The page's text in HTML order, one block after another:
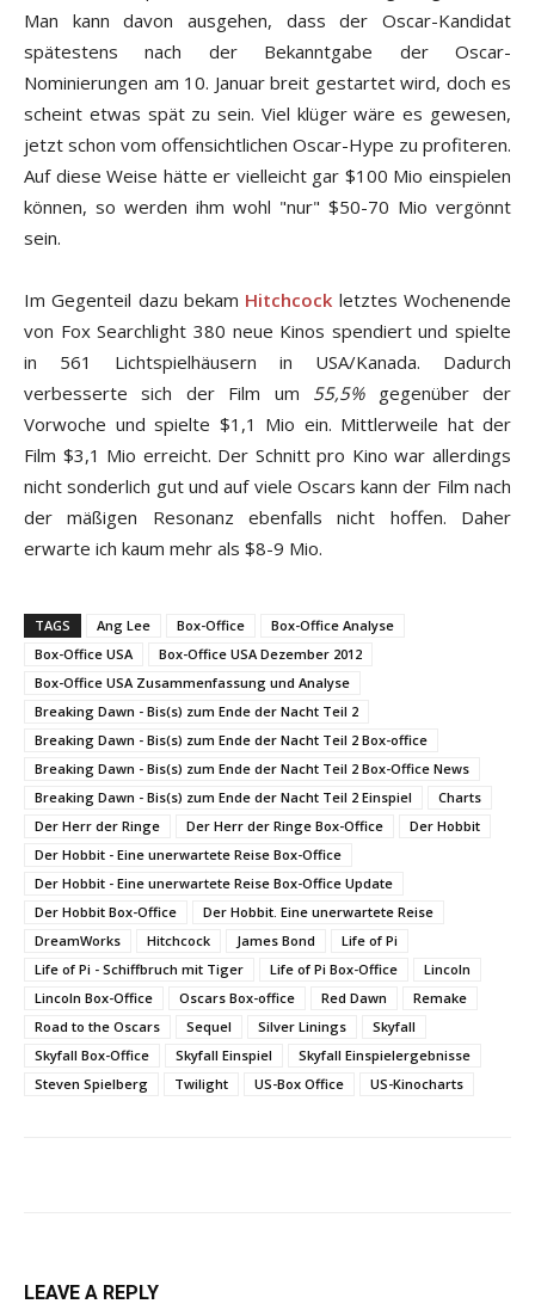
Man kann davon ausgehen, dass der Oscar-Kandidat
spätestens nach der Bekanntgabe der Oscar-
Nominierungen am 10. Januar breit gestartet wird, doch es
scheint etwas spät zu sein. Viel klüger wäre es gewesen,
jetzt schon vom offensichtlichen Oscar-Hype zu profiteren.
Auf diese Weise hätte er vielleicht gar $100 Mio einspielen
können, so werden ihm wohl "nur" $50-70 Mio vergönnt
sein.
Im Gegenteil dazu bekam Hitchcock letztes Wochenende
von Fox Searchlight 380 neue Kinos spendiert und spielte
in 561 Lichtspielhäusern in USA/Kanada. Dadurch
verbesserte sich der Film um 55,5%gegenüber der
Vorwoche und spielte $1,1 Mio ein. Mittlerweile hat der
Film $3,1 Mio erreicht. Der Schnitt pro Kino war allerdings
nicht sonderlich gut und auf viele Oscars kann der Film nach
der mäßigen Resonanz ebenfalls nicht hoffen. Daher
erwarte ich kaum mehr als $8-9 Mio.
TAGS Ang Lee Box-Office
Box-Office Analyse
Box-Office USA
Box-Office USA Dezember 2012
Box-Office USA Zusammenfassung und Analyse
Breaking Dawn - Bis(s) zum Ende der Nacht Teil 2
Breaking Dawn - Bis(s) zum Ende der Nacht Teil 2 Box-office
Breaking Dawn - Bis(s) zum Ende der Nacht Teil 2 Box-Office News
Breaking Dawn - Bis(s) zum Ende der Nacht Teil 2 Einspiel
Charts
Der Herr der Ringe
Der Herr der Ringe Box-Office
Der Hobbit
Der Hobbit - Eine unerwartete Reise Box-Office
Der Hobbit - Eine unerwartete Reise Box-Office Update
Der Hobbit Box-Office
Der Hobbit. Eine unerwartete Reise
DreamWorks
Hitchcock James Bond
Life of Pi
Life of Pi - Schiffbruch mit Tiger
Life of Pi Box-Office
Lincoln
Lincoln Box-Office
Oscars Box-office Red Dawn
Remake
Road to the Oscars
Sequel Silver Linings
Skyfall
Skyfall Box-Office
Skyfall Einspiel
Skyfall Einspielergebnisse
Steven Spielberg
Twilight US-Box Office US-Kinocharts
LEAVE A REPLY